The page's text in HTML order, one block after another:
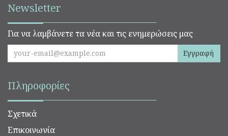
Newsletter
Για να λαμβάνετε τα νέα και τις ενημερώσεις μας
Εγγραφή
Πληροφορίες
Σχετικά
Επικοινωνία